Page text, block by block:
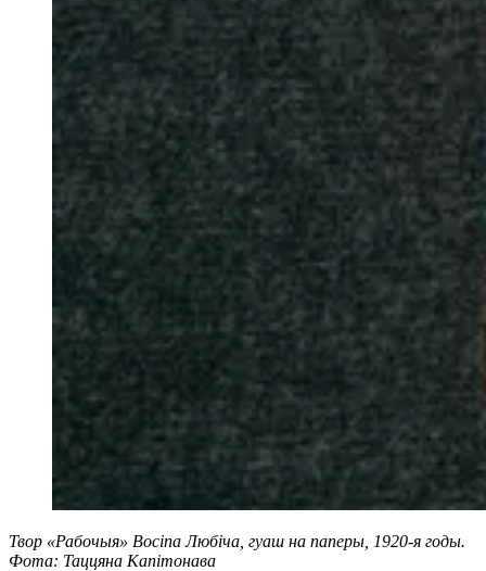
Твор «Рабочыя» Восіпа Любіча, гуаш на паперы, 1920-я годы.
Фота: Таццяна Капітонава